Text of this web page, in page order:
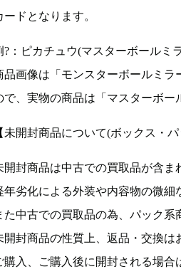
ードとなります。
?：ピカチュウ(マスターボールミ
品画像は「モンスターボールミ
で、実物の商品は「マスターボー
未開封商品について(ボックス・
開封商品は中古での買取品が含ま
年劣化による外装や内容物の微細
た中古での買取品の為、パック系
開封商品の性質上、返品・交換は
購入、ご購入後に開封される場合